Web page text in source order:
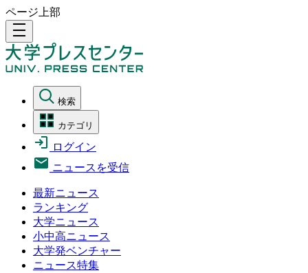
ページ上部
density_medium
検索
カテゴリ
ログイン
ニュースを受信
最新ニュース
ランキング
大学ニュース
小中高ニュース
大学発ベンチャー
ニュース特集